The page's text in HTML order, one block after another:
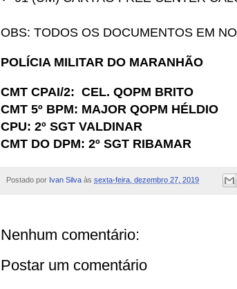
OBS: TODOS OS DOCUMENTOS EM
POLÍCIA MILITAR DO MARANHÃO
CMT CPAI/2: CEL. QOPM BRITO
CMT 5º BPM: MAJOR QOPM HÉLDIO
CPU: 2º SGT VALDINAR
CMT DO DPM: 2º SGT RIBAMAR
Postado por Ivan Silva às sexta-feira, dezembro 27, 2019
Nenhum comentário:
Postar um comentário